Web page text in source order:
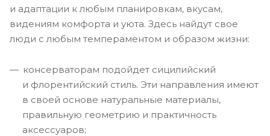
и адаптации к любым планировкам, вкусам,
видениям комфорта и уюта. Здесь найдут свое
люди с любым темпераментом и образом жизни:
консерваторам подойдет сицилийский
и флорентийский стиль. Эти направления имеют
в своей основе натуральные материалы,
правильную геометрию и практичность
аксессуаров;